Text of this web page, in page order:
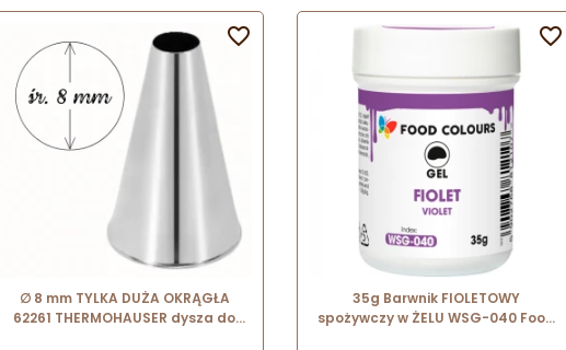
∅ 8 mm TYLKA DUŻA OKRĄGŁA
62261 THERMOHAUSER dysza do

35g Barwnik FIOLETOWY
spożywczy w ŻELU WSG-040 Food
